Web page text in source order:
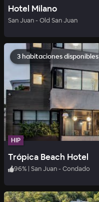
Hotel Milano
San Juan - Old San Juan
3 habitaciones disponibles
HIP
Trópica Beach Hotel
96% | San Juan - Condado